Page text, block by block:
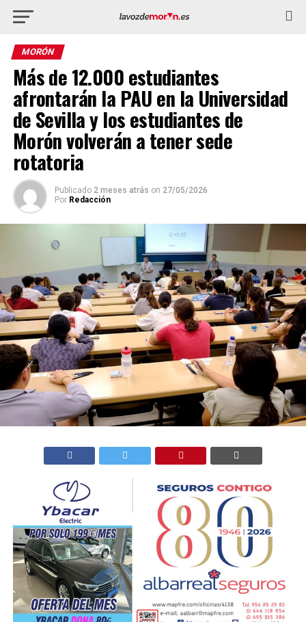
MORÓN
Más de 12.000 estudiantes
afrontarán la PAU en la Universidad
de Sevilla y los estudiantes de
Morón volverán a tener sede
rotatoria
Publicado 2 meses atrás on 27/05/2026
Por Redacción